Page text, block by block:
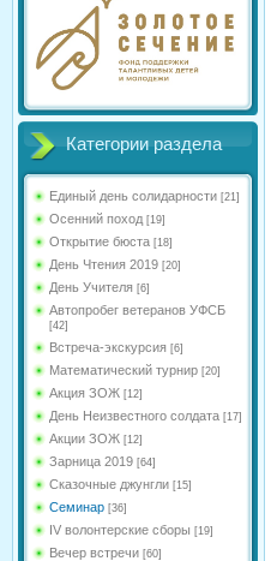
Категории раздела
Единый день солидарности [21]
Осенний поход [19]
Открытие бюста [18]
День Чтения 2019 [20]
День Учителя [6]
Автопробег ветеранов УФСБ
[42]
Встреча-экскурсия [6]
Математический турнир [20]
Акция ЗОЖ [12]
День Неизвестного солдата [17]
Акции ЗОЖ [12]
Зарница 2019 [64]
Сказочные джунгли [15]
Семинар [36]
IV волонтерские сборы [19]
Вечер встречи [60]